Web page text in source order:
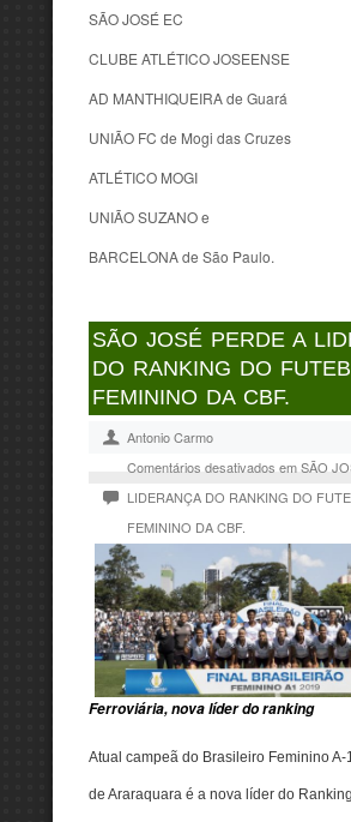
SÃO JOSÉ EC
CLUBE ATLÉTICO JOSEENSE
AD MANTHIQUEIRA de Guará
UNIÃO FC de Mogi das Cruzes
ATLÉTICO MOGI
UNIÃO SUZANO e
BARCELONA de São Paulo.
SÃO JOSÉ PERDE A
DO RANKING DO
FEMININO DA CBF.
Antonio Carmo
Comentários desativados em SÃO
LIDERANÇA DO RANKING DO
FEMININO DA CBF.
Ferroviária, nova líder do ranking
Atual campeã do Brasileiro Feminino A-
de Araraquara é a nova líder do